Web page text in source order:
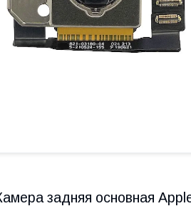
задняя основная